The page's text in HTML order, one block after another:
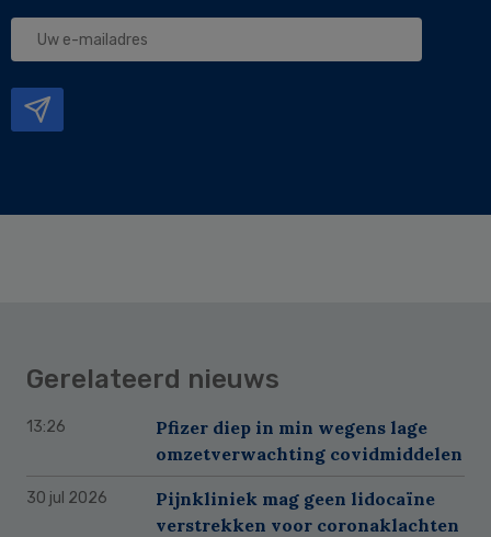
Uw
Gerelateerd nieuws
13:26
Pfizer diep in min wegens lage
omzetverwachting covidmiddelen
30 jul 2026
Pijnkliniek mag geen lidocaïne
verstrekken voor coronaklachten